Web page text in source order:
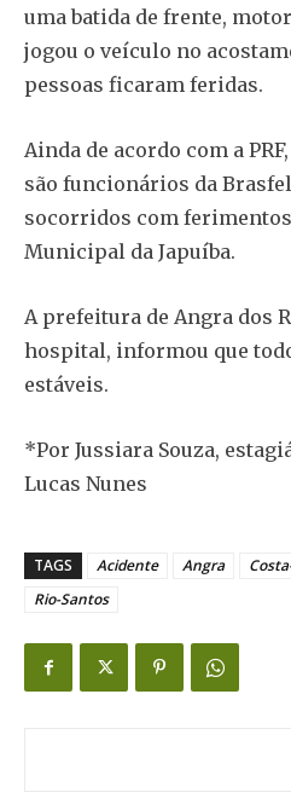
uma batida de frente,
jogou o veículo no
pessoas ficaram feridas.
Ainda de acordo com a
são funcionários da
socorridos com
Municipal da Japuíba.
A prefeitura de Angra dos
hospital, informou que
estáveis.
*Por Jussiara Souza,
Lucas Nunes
TAGS Acidente Angra
Rio-Santos